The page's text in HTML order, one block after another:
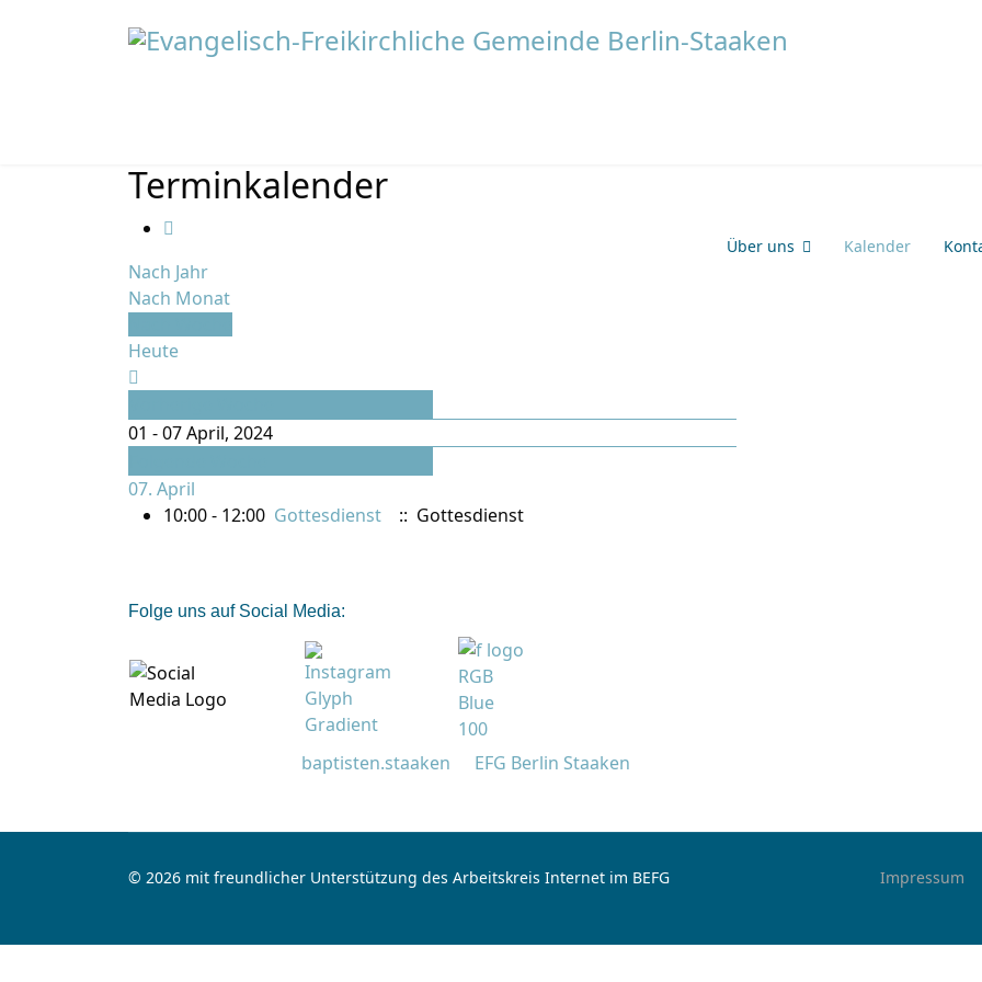
Über uns Kalender
Terminkalender
Nach Jahr
Nach Monat
Heute
01 - 07 April, 2024
07. April
10:00 - 12:00 Gottesdienst :: Gottesdienst
Folge uns auf Social Media:
baptisten.staaken EFG Berlin Staaken
© 2026 mit freundlicher Unterstützung des Arbeitskreis Internet im BEFG Impressum